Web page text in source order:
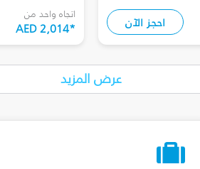
احجز الآن اتجاه واحد من
AED 2,014*
عرض المزيد